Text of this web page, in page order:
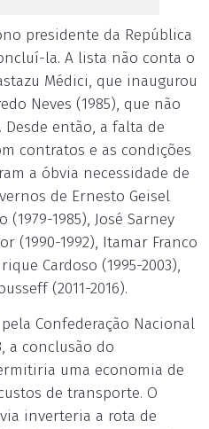
presidente da República
la. A lista não conta o
Médici, que inaugurou
Neves (1985), que não
então, a falta de
contratos e as condições
a óbvia necessidade de
de Ernesto Geisel
(1979-1985), José Sarney
(1990-1992), Itamar Franco
Cardoso (1995-2003),
(2011-2016).
Confederação Nacional
a conclusão do
uma economia de
de transporte. O
inverteria a rota de